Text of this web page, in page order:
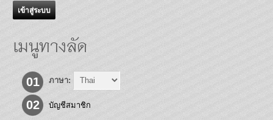
เมนูทางลัด
01 ภาษา:
02 บัญชีสมาชิก